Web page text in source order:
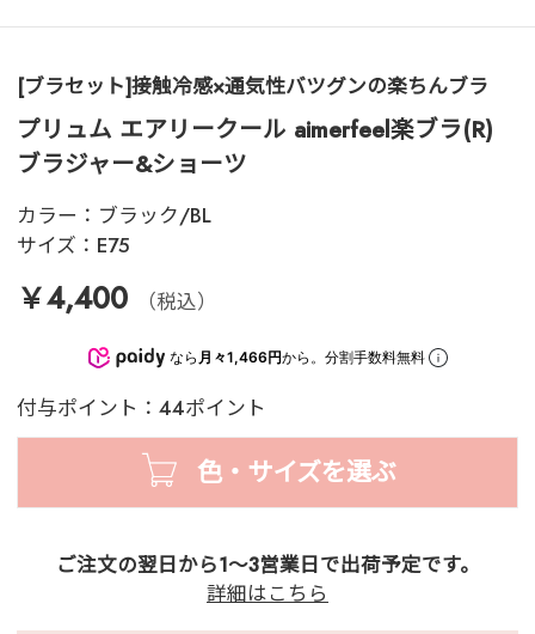
[ブラセット]接触冷感×通気性バツグンの楽ちんブラ
プリュム エアリークール aimerfeel楽ブラ(R)
ブラジャー&ショーツ
カラー： ブラック/BL
サイズ： E75
￥4,400 （税込）
なら 月々1,466円から。分割手数料無料
付与ポイント：44ポイント
色・サイズを選ぶ
ご注文の翌日から1～3営業日で出荷予定です。
詳細はこちら